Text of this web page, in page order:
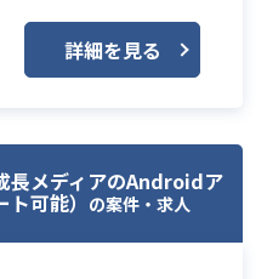
Vue.js
MySQL
Linux
Nginx
Trello
アを開発するiOSエンジ
詳細を見る
長メディアのAndroidア
可能） の案件・求人